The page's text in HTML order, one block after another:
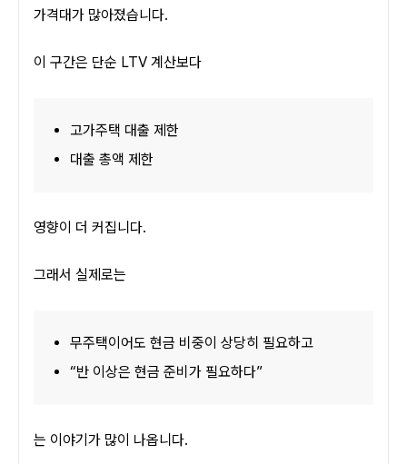
가격대가 많아졌습니다.
이 구간은 단순 LTV 계산보다
고가주택 대출 제한
대출 총액 제한
영향이 더 커집니다.
그래서 실제로는
무주택이어도 현금 비중이 상당히 필요하고
“반 이상은 현금 준비가 필요하다”
는 이야기가 많이 나옵니다.